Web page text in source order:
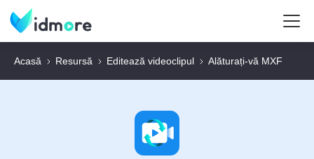
Acasă Resursă Editează videoclipul Alăturați-vă MXF